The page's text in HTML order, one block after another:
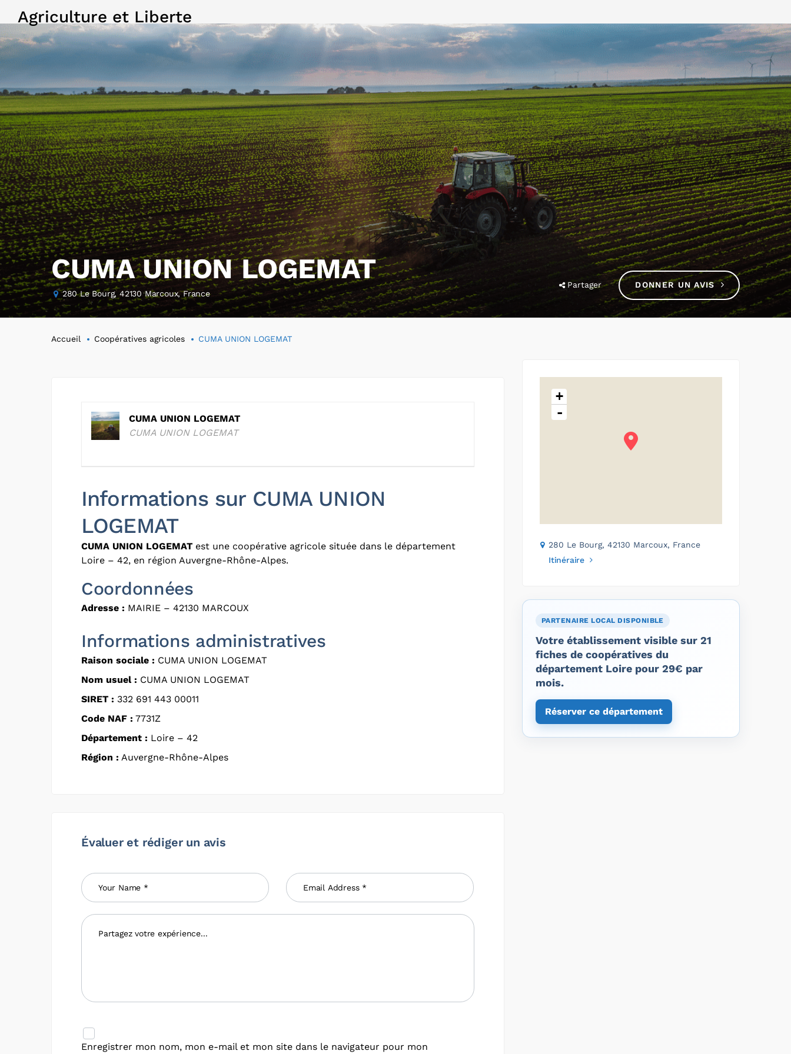
Agriculture et Liberte
CUMA UNION LOGEMAT
280 Le Bourg, 42130 Marcoux, France
Partager DONNER UN AVIS
Accueil Coopératives agricoles CUMA UNION LOGEMAT
CUMA UNION LOGEMAT
CUMA UNION LOGEMAT
Informations sur CUMA UNION
LOGEMAT
CUMA UNION LOGEMAT est une coopérative agricole située dans le département
Loire – 42, en région Auvergne-Rhône-Alpes.
Coordonnées
Adresse : MAIRIE – 42130 MARCOUX
Informations administratives
Raison sociale : CUMA UNION LOGEMAT
Nom usuel : CUMA UNION LOGEMAT
SIRET : 332 691 443 00011
Code NAF : 7731Z
Département : Loire – 42
Région : Auvergne-Rhône-Alpes
Évaluer et rédiger un avis
Enregistrer mon nom, mon e-mail et mon site dans le navigateur pour mon
+
-
280 Le Bourg, 42130 Marcoux, France
Itinéraire
PARTENAIRE LOCAL DISPONIBLE
Votre établissement visible sur 21
fiches de coopératives du
département Loire pour 29€ par
mois.
Réserver ce département